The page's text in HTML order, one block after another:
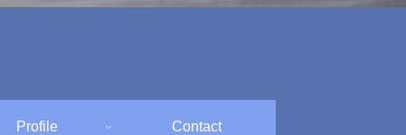
Profile Contact